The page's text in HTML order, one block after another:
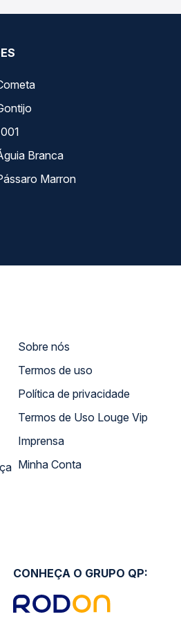
Branca
Marron
Sobre nós
Termos de uso
Política de privacidade
Termos de Uso Louge Vip
Imprensa
Minha Conta
CONHEÇA O GRUPO QP: